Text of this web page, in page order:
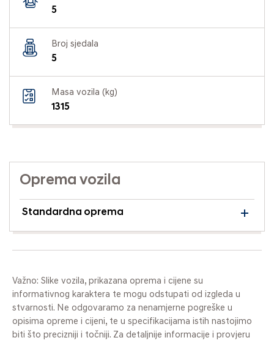
5
Broj sjedala
5
Masa vozila (kg)
1315
Oprema vozila
Standardna oprema
Važno: Slike vozila, prikazana oprema i cijene su
informativnog karaktera te mogu odstupati od izgleda u
stvarnosti. Ne odgovaramo za nenamjerne pogreške u
opisima opreme i cijeni, te u specifikacijama istih nastojimo
biti što precizniji i točniji. Za detaljnije informacije i provjeru